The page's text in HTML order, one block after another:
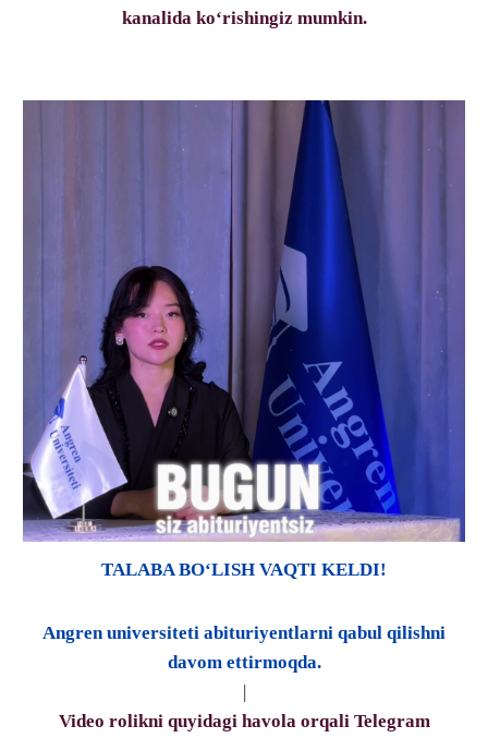
kanalida ko‘rishingiz mumkin.
TALABA BO‘LISH VAQTI KELDI!
Angren universiteti abituriyentlarni qabul qilishni
davom ettirmoqda.
|
Video rolikni quyidagi havola orqali Telegram